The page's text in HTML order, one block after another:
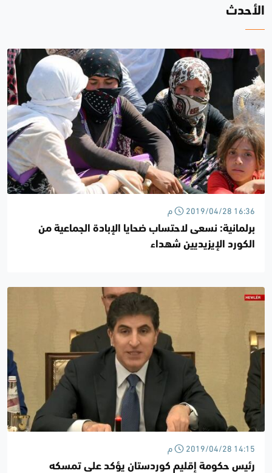
الأحدث
2019/04/28 16:36 م
برلمانية: نسعى لاحتساب ضحايا الإبادة الجماعية من
الكورد الإيزيديين شهداء
2019/04/28 14:15 م
رئيس حكومة إقليم كوردستان يؤكد على تمسكه